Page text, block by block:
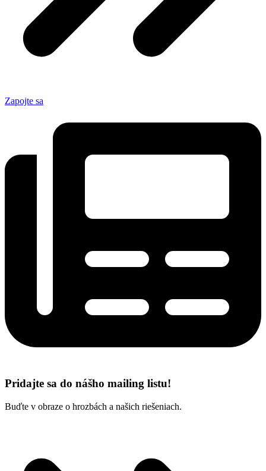
Zapojte sa
Pridajte sa do nášho mailing listu!
Buďte v obraze o hrozbách a našich riešeniach.